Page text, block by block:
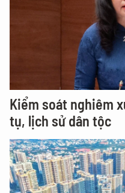
Kiểm soát nghiêm
tụ, lịch sử dân tộc